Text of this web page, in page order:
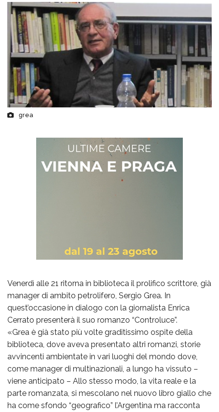
grea
Venerdì alle 21 ritorna in biblioteca il prolifico scrittore, già
manager di ambito petrolifero, Sergio Grea. In
quest’occasione in dialogo con la giornalista Enrica
Cerrato presenterà il suo romanzo “Controluce”.
«Grea è già stato più volte graditissimo ospite della
biblioteca, dove aveva presentato altri romanzi, storie
avvincenti ambientate in vari luoghi del mondo dove,
come manager di multinazionali, a lungo ha vissuto –
viene anticipato – Allo stesso modo, la vita reale e la
parte romanzata, si mescolano nel nuovo libro giallo che
ha come sfondo “geografico” l’Argentina ma racconta